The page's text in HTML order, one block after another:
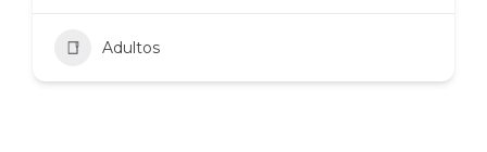
Adultos